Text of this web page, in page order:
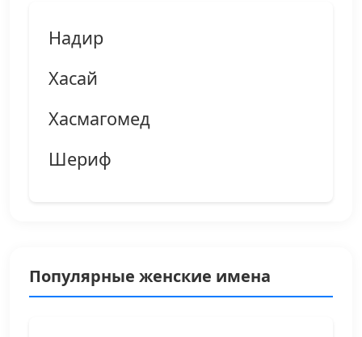
Надир
Хасай
Хасмагомед
Шериф
Популярные женские имена